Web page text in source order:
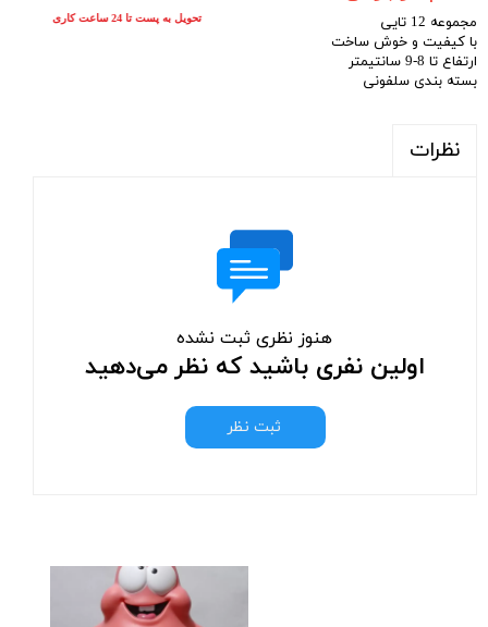
مجموعه 12 تایی
با کیفیت و خوش ساخت
ارتفاع تا 8-9 سانتیمتر
بسته بندی سلفونی
نظرات
هنوز نظری ثبت نشده
اولین نفری باشید که نظر می‌دهید
ثبت نظر
تحویل به پست تا 24 ساعت کاری